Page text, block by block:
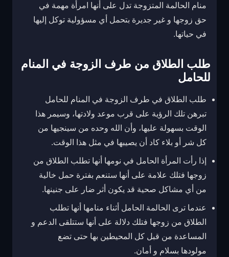
منام الحالمة المتزوجة تدل على أنها امرأة مهمة في
حق زوجها و غير جديرة بتحمل أي مسؤولية توكل إليها
في حياتها.
طلب الطلاق من طرف الزوجة في المنام
للحامل
طلب الطلاق في طرف الزوجة في المنام للحامل
تبرهن تلك الرؤية على قرب موعد ولادتها، وسيمر هذا
الوقت بسهولة عليها، وأن الله وحده من سينجيها من
كل شر أو بلاء كاد أن يصيبها في مثل هذا الوقت.
إذا رأت المرأة الحامل في نومها أنها تطلب الطلاق من
زوجها فتلك علامة على أنها ستنعم بفترة حمل خالية
من أي مشاكل صحية قد يكون أثر ضار على جنينها.
عندما ترى الحالمة الحامل أثناء منامها أنها تطلب
الطلاق من زوجها فتلك دلالة على أنها ستتلقى الدعم و
المساعدة من قبل كل المحيطين بها حتى تضع
مولودها بسلام و أمان.